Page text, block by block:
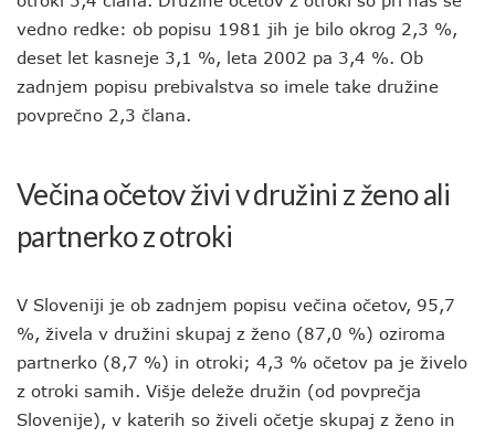
vedno redke: ob popisu 1981 jih je bilo okrog 2,3 %,
deset let kasneje 3,1 %, leta 2002 pa 3,4 %. Ob
zadnjem popisu prebivalstva so imele take družine
povprečno 2,3 člana.
Večina očetov živi v družini z ženo ali
partnerko z otroki
V Sloveniji je ob zadnjem popisu večina očetov, 95,7
%, živela v družini skupaj z ženo (87,0 %) oziroma
partnerko (8,7 %) in otroki; 4,3 % očetov pa je živelo
z otroki samih. Višje deleže družin (od povprečja
Slovenije), v katerih so živeli očetje skupaj z ženo in